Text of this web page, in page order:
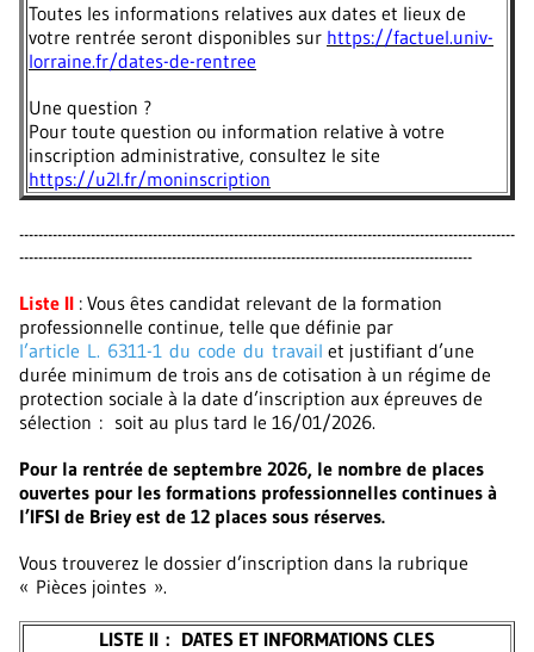
Toutes les informations relatives aux dates et lieux de
votre rentrée seront disponibles sur https://factuel.univ-
lorraine.fr/dates-de-rentree
Une question ?
Pour toute question ou information relative à votre
inscription administrative, consultez le site
https://u2l.fr/moninscription
--------------------------------------------------------------------------------------------------------
-----------------------------------------------------------------------------------------------
Liste II : Vous êtes candidat relevant de la formation
professionnelle continue, telle que définie par
l’article L. 6311-1 du code du travail et justifiant d’une
durée minimum de trois ans de cotisation à un régime de
protection sociale à la date d’inscription aux épreuves de
sélection : soit au plus tard le 16/01/2026.
Pour la rentrée de septembre 2026, le nombre de places
ouvertes pour les formations professionnelles continues à
l’IFSI de Briey est de 12 places sous réserves.
Vous trouverez le dossier d’inscription dans la rubrique
« Pièces jointes ».
LISTE II : DATES ET INFORMATIONS CLES